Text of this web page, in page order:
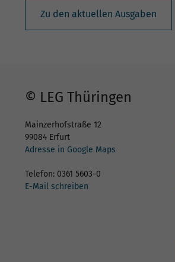
Zu den aktuellen Ausgaben
© LEG Thüringen
Mainzerhofstraße 12
99084 Erfurt
Adresse in Google Maps
Telefon: 0361 5603-0
E-Mail schreiben